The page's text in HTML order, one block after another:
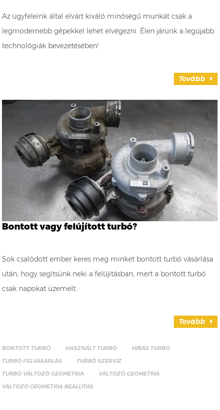
Az ügyfeleink által elvárt kiváló minőségű munkát csak a
legmodernebb gépekkel lehet elvégezni. Élen járunk a legújabb
technológiák bevezetésében!
Tovább
Bontott vagy felújított turbó?
Sok csalódott ember keres meg minket bontott turbó vásárlása
után, hogy segítsünk neki a felújításban, mert a bontott turbó
csak napokat üzemelt.
Tovább
BONTOTT TURBÓ HASZNÁLT TURBÓ
HIBÁS TURBÓ
TURBÓ FELVÁSÁRLÁS
TURBÓ SZERVIZ
TURBÓ VÁLTOZÓ GEOMETRIA
VÁLTOZÓ GEOMETRIA
VÁLTOZÓ GEOMETRIA BEÁLLÍTÁS